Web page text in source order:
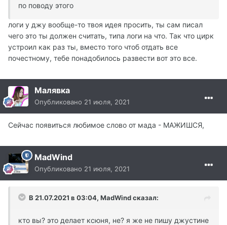
по поводу этого
логи у джу вообще-то твоя идея просить, ты сам писал
чего это ты должен считать, типа логи на что. Так что цирк
устроил как раз ты, вместо того чтоб отдать все
почестному, тебе понадобилось развести вот это все.
Малявка
Опубликовано 21 июля, 2021
Сейчас появиться любимое слово от мада - МАЖИШСЯ,
MadWind
Опубликовано 21 июля, 2021
В 21.07.2021 в 03:04, MadWind сказал:
кто вы? это делает ксюня, не? я же не пишу джустине